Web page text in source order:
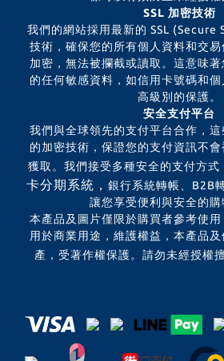
SSL 加密技術
我們的網站採用最新的 SSL (Secure
技術，確保您的所有個人資料和交
加密，無法被攔截或讀取。這意味
的任何敏感資料，如信用卡號碼和
高級別的保護。
安全支付平台
我們與全球領先的支付平台合作，
的加密技術，保證您的支付資訊不
獲取。我們接受多種安全的支付方式
卡分期系統， 銀行系統轉帳、B2B
讓您享受便利與安全的購
本產品及圖片僅限於購買者參考使
用於商業用途，維護權益，本產品
產，受著作權保護。請勿未經授權